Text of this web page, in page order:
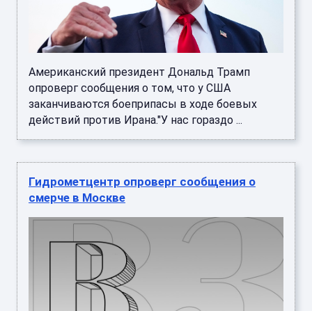
Американский президент Дональд Трамп
опроверг сообщения о том, что у США
заканчиваются боеприпасы в ходе боевых
действий против Ирана."У нас гораздо ...
Гидрометцентр опроверг сообщения о
смерче в Москве